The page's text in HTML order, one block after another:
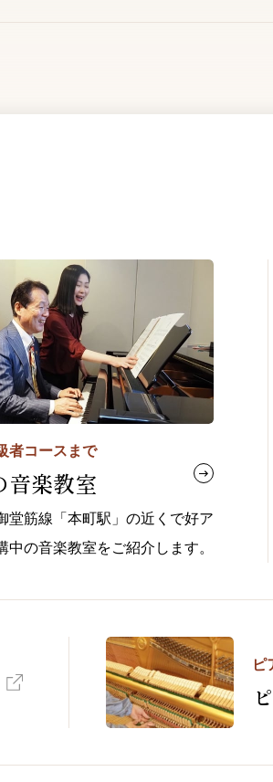
者コースまで
音楽教室
堂筋線「本町駅」の近くで好ア
中の音楽教室をご紹介します。
ピ